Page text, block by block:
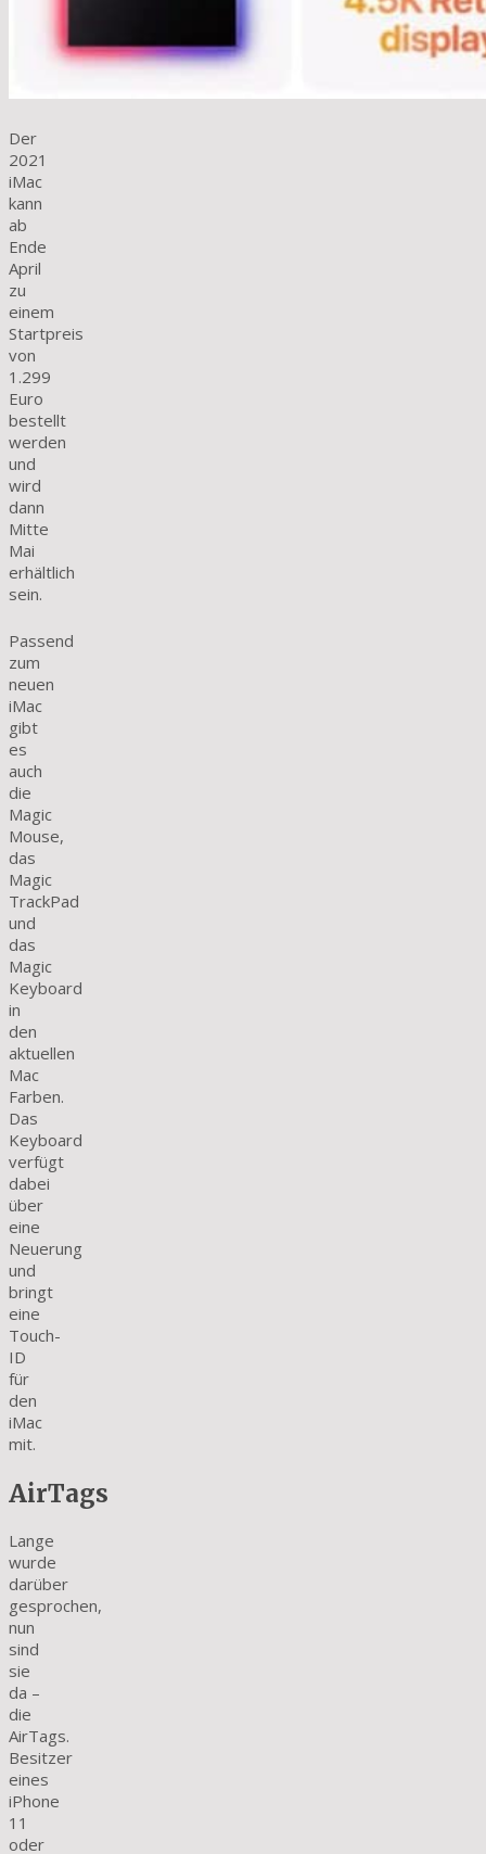
Der
2021
iMac
kann
ab
Ende
April
zu
einem
Startpreis
von
1.299
Euro
bestellt
werden
und
wird
dann
Mitte
Mai
erhältlich
sein.
Passend
zum
neuen
iMac
gibt
es
auch
die
Magic
Mouse,
das
Magic
TrackPad
und
das
Magic
Keyboard
in
den
aktuellen
Mac
Farben.
Das
Keyboard
verfügt
dabei
über
eine
Neuerung
und
bringt
eine
Touch-
ID
für
den
iMac
mit.
AirTags
Lange
wurde
darüber
gesprochen,
nun
sind
sie
da –
die
AirTags.
Besitzer
eines
iPhone
11
oder